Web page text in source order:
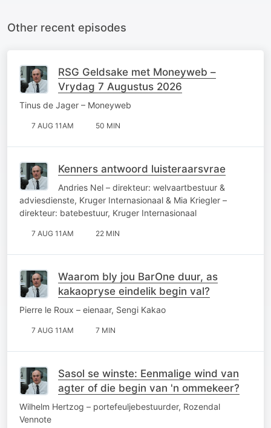
Other recent episodes
RSG Geldsake met Moneyweb –
Vrydag 7 Augustus 2026
Tinus de Jager – Moneyweb
7 AUG 11AM 50 MIN
Kenners antwoord luisteraarsvrae
Andries Nel – direkteur: welvaartbestuur &
adviesdienste, Kruger Internasionaal & Mia Kriegler –
direkteur: batebestuur, Kruger Internasionaal
7 AUG 11AM 22 MIN
Waarom bly jou BarOne duur, as
kakaopryse eindelik begin val?
Pierre le Roux – eienaar, Sengi Kakao
7 AUG 11AM 7 MIN
Sasol se winste: Eenmalige wind van
agter of die begin van 'n ommekeer?
Wilhelm Hertzog – portefeuljebestuurder, Rozendal
Vennote